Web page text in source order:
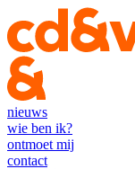
nieuws
wie ben ik?
ontmoet mij
contact